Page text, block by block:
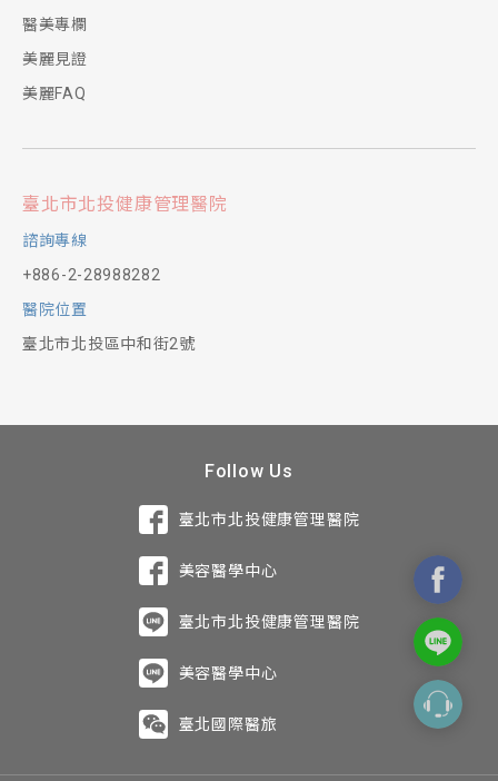
醫美專欄
美麗見證
美麗FAQ
臺北市北投健康管理醫院
諮詢專線
+886-2-28988282
醫院位置
臺北市北投區中和街2號
Follow Us
臺北市北投健康管理醫院
美容醫學中心
臺北市北投健康管理醫院
美容醫學中心
臺北國際醫旅